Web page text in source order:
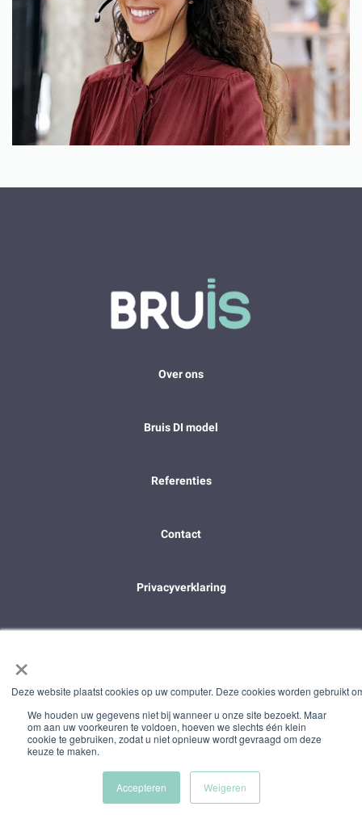
×
Deze website plaatst cookies op uw computer. Deze cookies worden
We houden uw gegevens niet bij wanneer u onze site bezoekt. Maar
om aan uw voorkeuren te voldoen, hoeven we slechts één klein
cookie te gebruiken, zodat u niet opnieuw wordt gevraagd om deze
keuze te maken.
Accepteren Weigeren
Over ons
Bruis DI model
Referenties
Contact
Privacyverklaring